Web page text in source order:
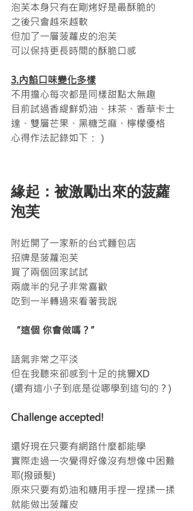
泡芙本身只有在剛烤好是最酥脆的
之後只會越來越軟
但加了一層菠蘿皮的泡芙
可以保持更長時間的酥脆口感
3.內餡口味變化多樣
不用擔心每次都是同樣甜點太無趣
目前試過香緹鮮奶油、抹茶、香草卡士
達、雙層芒果、黑糖芝麻、檸檬優格
心得作法記錄如下：）
緣起：被激勵出來的菠蘿
泡芙
附近開了一家新的台式麵包店
招牌是菠蘿泡芙
買了兩個回家試試
兩歲半的兒子非常喜歡
吃到一半轉過來看著我說
“這個 你會做嗎？”
語氣非常之平淡
但在我聽來卻感到十足的挑釁XD
(還有這小子到底是從哪學到這句的？)
Challenge accepted!
還好現在只要有網路什麼都能學
實際走過一次覺得好像沒有想像中困難
耶(撥頭髮)
原來只要有奶油和糖用手捏一捏揉一揉
就能做出菠蘿皮